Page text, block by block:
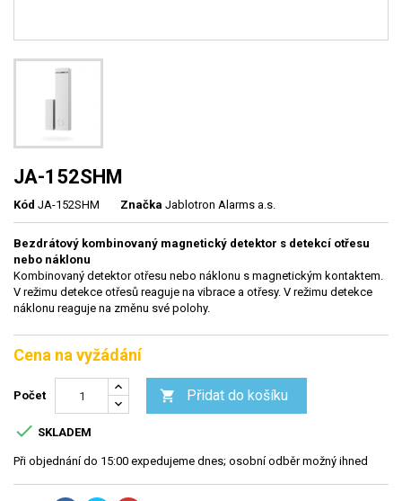
JA-152SHM
Kód JA-152SHM Značka Jablotron Alarms a.s.
Bezdrátový kombinovaný magnetický detektor s detekcí otřesu
nebo náklonu
Kombinovaný detektor otřesu nebo náklonu s magnetickým kontaktem.
V režimu detekce otřesů reaguje na vibrace a otřesy. V režimu detekce
náklonu reaguje na změnu své polohy.
Cena na vyžádání
Počet  Přidat do košíku
 SKLADEM
Při objednání do 15:00 expedujeme dnes; osobní odběr možný ihned